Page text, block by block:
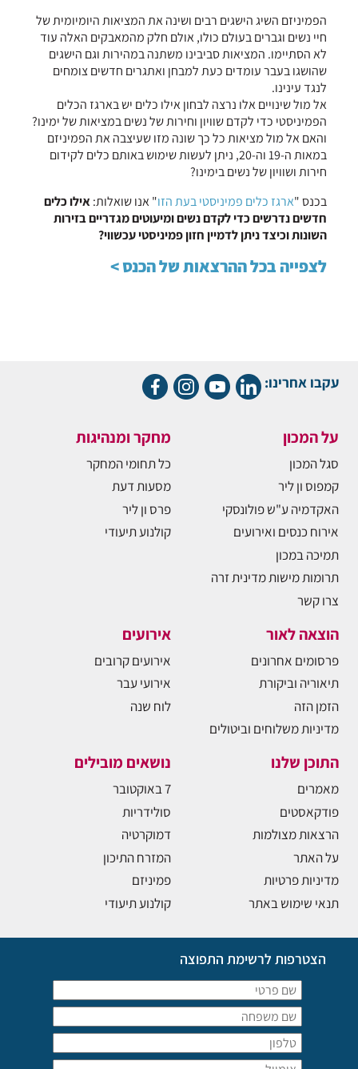
הפמיניזם השיג הישגים רבים ושינה את המציאות היומיומית של
חיי נשים וגברים בעולם כולו, אולם חלק מהמאבקים האלה עוד
לא הסתיימו. המציאות סביבינו משתנה במהירות וגם הישגים
שהושגו בעבר עומדים כעת למבחן ואתגרים חדשים צומחים
לנגד עינינו.
אל מול שינויים אלו נרצה לבחון אילו כלים יש בארגז הכלים
הפמיניסטי כדי לקדם שוויון וחירות של נשים במציאות של ימינו?
והאם אל מול מציאות כל כך שונה מזו שעיצבה את הפמיניזם
במאות ה-19 וה-20, ניתן לעשות שימוש באותם כלים לקידום
חירות ושוויון של נשים בימינו?
בכנס "ארגז כלים פמיניסטי בעת הזו" אנו שואלות:אילו כלים
חדשים נדרשים כדי לקדם נשים ומיעוטים מגדריים בזירות
השונות וכיצד ניתן לדמיין חזון פמיניסטי עכשווי?
לצפייה בכל ההרצאות של הכנס >
עקבו אחרינו:
על המכון
סגל המכון
קמפוס ון ליר
האקדמיה ע"ש פולונסקי
אירוח כנסים ואירועים
תמיכה במכון
תרומות מישות מדינית זרה
צרו קשר
מחקר ומנהיגות
כל תחומי המחקר
מסעות דעת
פרס ון ליר
קולנוע תיעודי
הוצאה לאור
פרסומים אחרונים
תיאוריה וביקורת
הזמן הזה
מדיניות משלוחים וביטולים
אירועים
אירועים קרובים
אירועי עבר
לוח שנה
התוכן שלנו
מאמרים
פודקאסטים
הרצאות מצולמות
על האתר
מדיניות פרטיות
תנאי שימוש באתר
נושאים מובילים
7 באוקטובר
סולידריות
דמוקרטיה
המזרח התיכון
פמיניזם
קולנוע תיעודי
הצטרפות לרשימת התפוצה